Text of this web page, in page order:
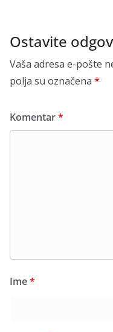
Ostavite
Vaša adresa e-pošte
polja su označena *
Komentar*
Ime*